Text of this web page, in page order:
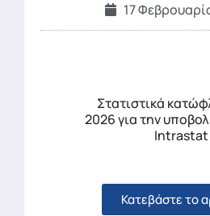
17
Στατιστικά
2026 για την
Intrastat
Κατεβάστε το